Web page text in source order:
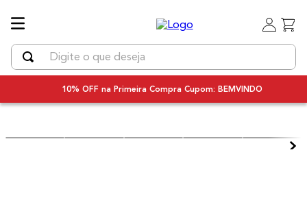
Digite o que deseja
10% OFF na Primeira Compra Cupom: BEMVINDO
TERMOS MAIS BUSCADOS
1º
uniq